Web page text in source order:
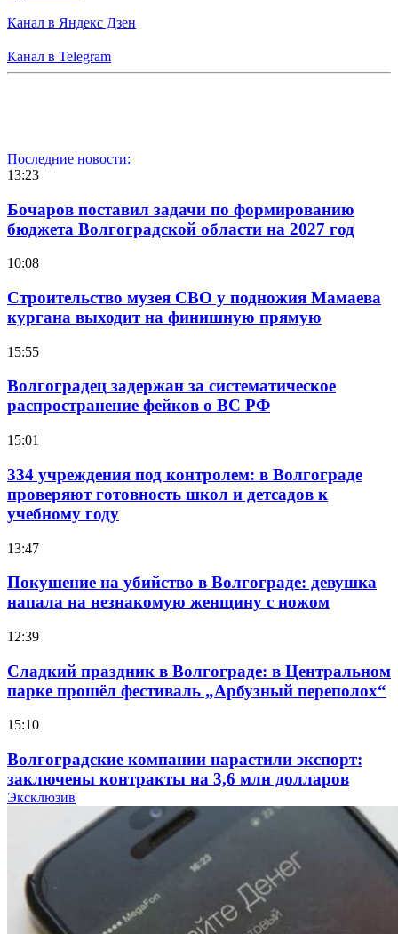
Канал в Яндекс Дзен
Канал в Telegram
Последние новости:
13:23
Бочаров поставил задачи по формированию
бюджета Волгоградской области на 2027 год
10:08
Строительство музея СВО у подножия Мамаева
кургана выходит на финишную прямую
15:55
Волгоградец задержан за систематическое
распространение фейков о ВС РФ
15:01
334 учреждения под контролем: в Волгограде
проверяют готовность школ и детсадов к
учебному году
13:47
Покушение на убийство в Волгограде: девушка
напала на незнакомую женщину с ножом
12:39
Сладкий праздник в Волгограде: в Центральном
парке прошёл фестиваль „Арбузный переполох“
15:10
Волгоградские компании нарастили экспорт:
заключены контракты на 3,6 млн долларов
Атака БПЛА в Волгоградской области: есть
пострадавшие и повреждения инфраструктуры
12:01
Эксклюзив